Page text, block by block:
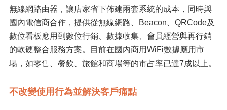
無線網路由器，讓店家省下佈建兩套系統的成本，同時與
國內電信商合作，提供從無線網路、Beacon、QRCode及
數位看板應用到數位行銷、數據收集、會員經營與再行銷
的軟硬整合服務方案。目前在國內商用WiFi數據應用市
場，如零售、餐飲、旅館和商場等的市占率已達7成以上。
不改變使用行為並解決客戶痛點